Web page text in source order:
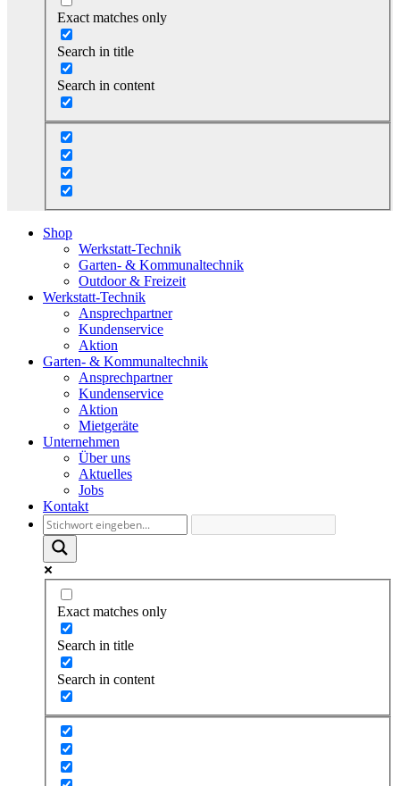
Exact matches only
Search in title
Search in content
Shop
Werkstatt-Technik
Garten- & Kommunaltechnik
Outdoor & Freizeit
Werkstatt-Technik
Ansprechpartner
Kundenservice
Aktion
Garten- & Kommunaltechnik
Ansprechpartner
Kundenservice
Aktion
Mietgeräte
Unternehmen
Über uns
Aktuelles
Jobs
Kontakt
Exact matches only
Search in title
Search in content